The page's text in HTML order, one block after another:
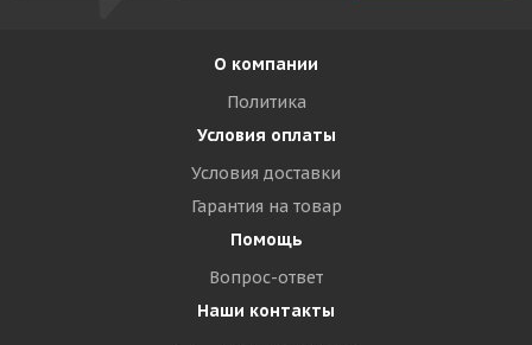
О компании
Политика
Условия оплаты
Условия доставки
Гарантия на товар
Помощь
Вопрос-ответ
Наши контакты